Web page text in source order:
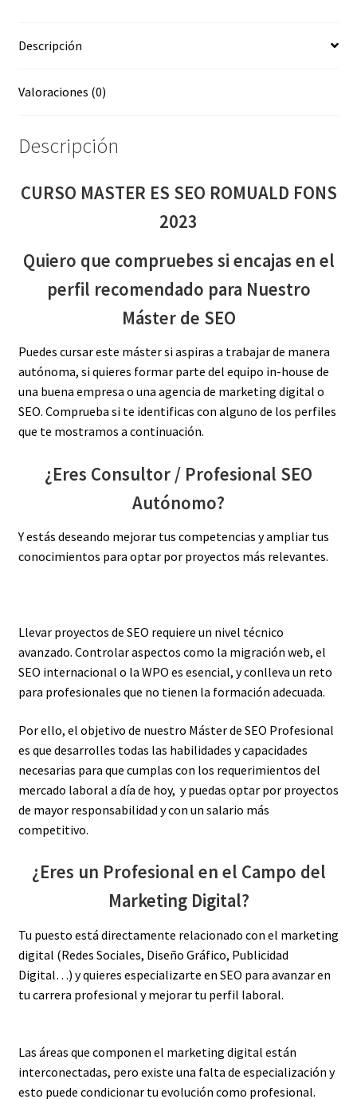
Descripción
Valoraciones (0)
Descripción
CURSO MASTER ES SEO ROMUALD FONS
2023
Quiero que compruebes si encajas en el
perfil recomendado para Nuestro
Máster de SEO
Puedes cursar este máster si aspiras a trabajar de manera
autónoma, si quieres formar parte del equipo in-house de
una buena empresa o una agencia de marketing digital o
SEO. Comprueba si te identificas con alguno de los perfiles
que te mostramos a continuación.
¿Eres Consultor / Profesional SEO
Autónomo?
Y estás deseando mejorar tus competencias y ampliar tus
conocimientos para optar por proyectos más relevantes.
Llevar proyectos de SEO requiere un nivel técnico
avanzado. Controlar aspectos como la migración web, el
SEO internacional o la WPO es esencial, y conlleva un reto
para profesionales que no tienen la formación adecuada.
Por ello, el objetivo de nuestro Máster de SEO Profesional
es que desarrolles todas las habilidades y capacidades
necesarias para que cumplas con los requerimientos del
mercado laboral a día de hoy, y puedas optar por proyectos
de mayor responsabilidad y con un salario más
competitivo.
¿Eres un Profesional en el Campo del
Marketing Digital?
Tu puesto está directamente relacionado con el marketing
digital (Redes Sociales, Diseño Gráfico, Publicidad
Digital…) y quieres especializarte en SEO para avanzar en
tu carrera profesional y mejorar tu perfil laboral.
Las áreas que componen el marketing digital están
interconectadas, pero existe una falta de especialización y
esto puede condicionar tu evolución como profesional.